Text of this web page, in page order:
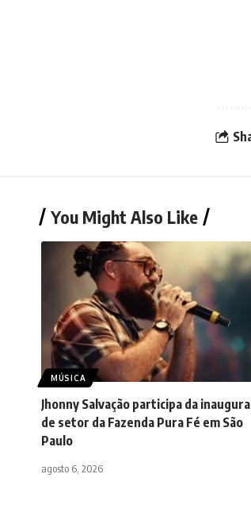
You Might Also Like
MÚSICA
Jhonny Salvação participa da
de setor da Fazenda Pura Fé em São
Paulo
agosto 6, 2026